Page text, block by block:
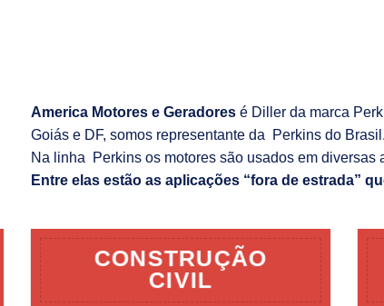
America Motores e Geradores é Diller da marca
Goiás e DF, somos representante da Perkins do Brasil.
Na linha Perkins os motores são usados em diversas
Entre elas estão as aplicações “fora de estrada”
CONSTRUÇÃO
CIVIL